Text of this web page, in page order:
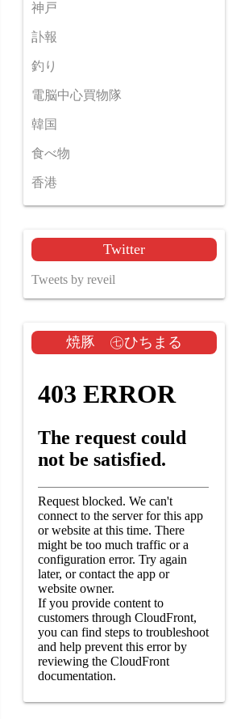
神戸
訃報
釣り
電脳中心買物隊
韓国
食べ物
香港
Twitter
Tweets by reveil
焼豚 ㊆ひちまる